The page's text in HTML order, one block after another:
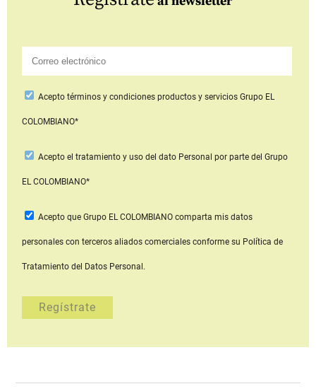
Aceptotérminos y condiciones productos y serviciosGrupo EL
COLOMBIANO*
Acepto el tratamiento y uso del dato Personal por parte del Grupo
EL COLOMBIANO*
Acepto que Grupo EL COLOMBIANOcomparta mis datos
personales con terceros aliados comerciales conforme su Política de
Tratamiento del Datos Personal.